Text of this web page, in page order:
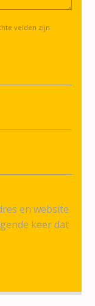
velden zijn
en website
keer dat